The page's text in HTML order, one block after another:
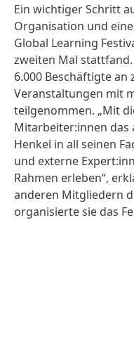
Ein wichtiger Schritt
Organisation und
Global Learning
zweiten Mal
6.000 Beschäftigte an
Veranstaltungen mit
teilgenommen. „Mit
Mitarbeiter:innen das
Henkel in all seinen
und externe
Rahmen erleben“,
anderen Mitgliedern
organisierte sie das